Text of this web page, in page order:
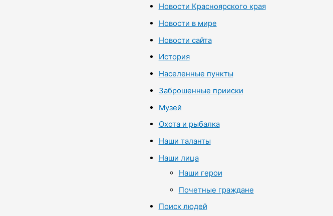
Новости Красноярского края
Новости в мире
Новости сайта
История
Населенные пункты
Заброшенные прииски
Музей
Охота и рыбалка
Наши таланты
Наши лица
Наши герои
Почетные граждане
Поиск людей